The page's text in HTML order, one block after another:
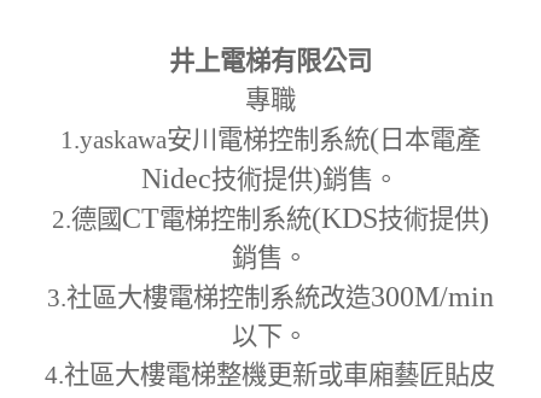
井上電梯有限公司
專職
1.yaskawa安川電梯控制系統( 日本電產
Nidec技術提供)銷售。
2.德國 CT電梯控制系統(KDS技術提供)
銷售。
3.社區大樓電梯控制系統改造300M/min
以下。
4.社區大樓電梯整機更新或車廂藝匠貼皮